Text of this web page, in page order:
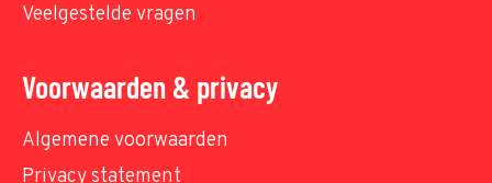
Veelgestelde vragen
Voorwaarden & privacy
Algemene voorwaarden
Privacy statement